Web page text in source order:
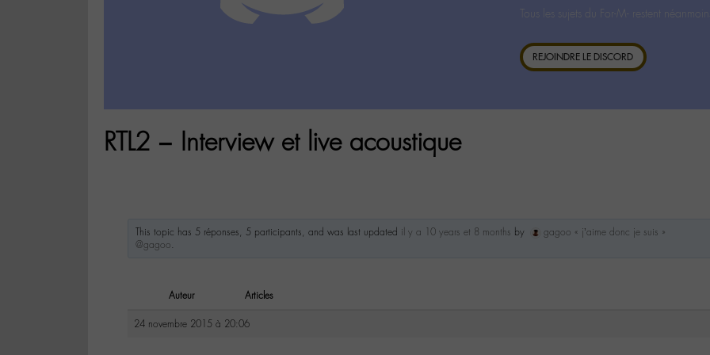
Tous les sujets du For-M- restent
REJOINDRE LE DISCORD
RTL2 – Interview et live acoustique
This topic has 5 réponses, 5 participants, and was last updated il y a 10 years et 8 months by
gagoo « j’aime donc je suis »
@gagoo.
Auteur Articles
24 novembre 2015 à 20:06